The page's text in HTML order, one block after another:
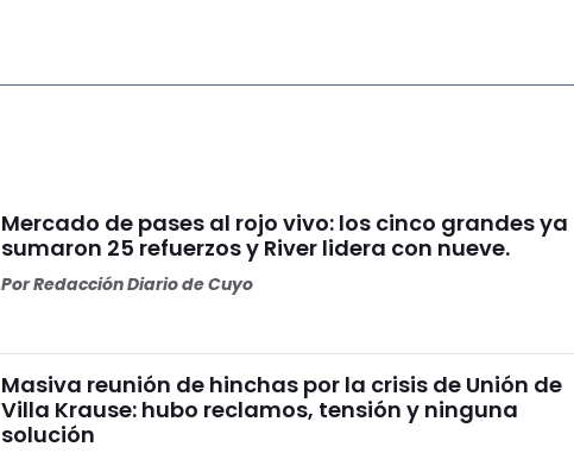
Mercado de pases al rojo vivo: los cinco grandes ya
sumaron 25 refuerzos y River lidera con nueve.
PorRedacción Diario de Cuyo
Masiva reunión de hinchas por la crisis de Unión de
Villa Krause: hubo reclamos, tensión y ninguna
solución